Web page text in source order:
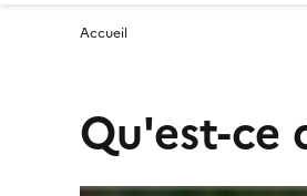
Accueil
Qu'est-ce